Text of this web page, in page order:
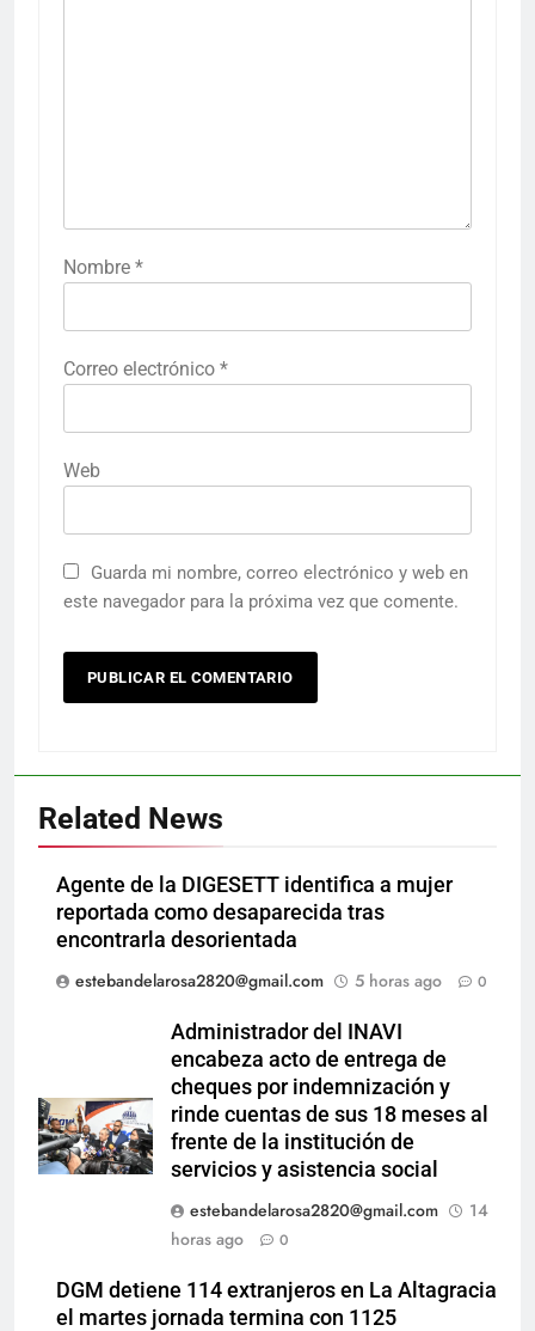
Nombre *
Correo electrónico *
Web
Guarda mi nombre, correo electrónico y web en
este navegador para la próxima vez que comente.
Related News
Agente de la DIGESETT identifica a mujer
reportada como desaparecida tras
encontrarla desorientada
estebandelarosa2820@gmail.com
5 horas ago 0
Administrador del INAVI
encabeza acto de entrega de
cheques por indemnización y
rinde cuentas de sus 18 meses al
frente de la institución de
servicios y asistencia social
estebandelarosa2820@gmail.com
14
horas ago
0
DGM detiene 114 extranjeros en La Altagracia
el martes jornada termina con 1125